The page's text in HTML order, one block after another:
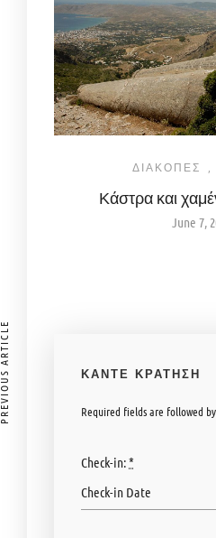
ΔΙΑΚΟΠΕΣ
Κάστρα και
June 7,
ΚΑΝΤΕ ΚΡΑΤΗΣΗ
Required fields are followed by
Check-in:*